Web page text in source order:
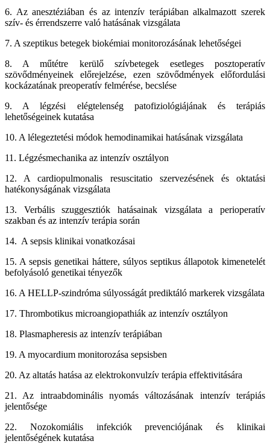
6. Az anesztéziában és az intenzív terápiában alkalmazott szerek
szív- és érrendszerre való hatásának vizsgálata
7. A szeptikus betegek biokémiai monitorozásának lehetőségei
8. A műtétre kerülő szívbetegek esetleges posztoperatív
szövődményeinek előrejelzése, ezen szövődmények előfordulási
kockázatának preoperatív felmérése, becslése
9. A légzési elégtelenség patofiziológiájának és terápiás
lehetőségeinek kutatása
10. A lélegeztetési módok hemodinamikai hatásának vizsgálata
11. Légzésmechanika az intenzív osztályon
12. A cardiopulmonalis resuscitatio szervezésének és oktatási
hatékonyságának vizsgálata
13. Verbális szuggesztiók hatásainak vizsgálata a perioperatív
szakban és az intenzív terápia során
14. A sepsis klinikai vonatkozásai
15. A sepsis genetikai háttere, súlyos septikus állapotok kimenetelét
befolyásoló genetikai tényezők
16. A HELLP-szindróma súlyosságát prediktáló markerek vizsgálata
17. Thrombotikus microangiopathiák az intenzív osztályon
18. Plasmapheresis az intenzív terápiában
19. A myocardium monitorozása sepsisben
20. Az altatás hatása az elektrokonvulzív terápia effektivitására
21. Az intraabdominális nyomás változásának intenzív terápiás
jelentősége
22. Nozokomiális infekciók prevenciójának és klinikai
jelentőségének kutatása